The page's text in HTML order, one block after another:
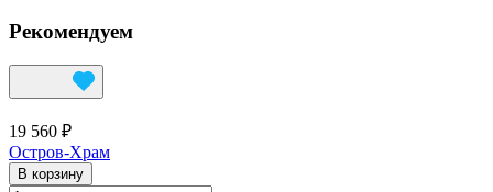
Рекомендуем
19 560 ₽
Остров-Храм
В корзину